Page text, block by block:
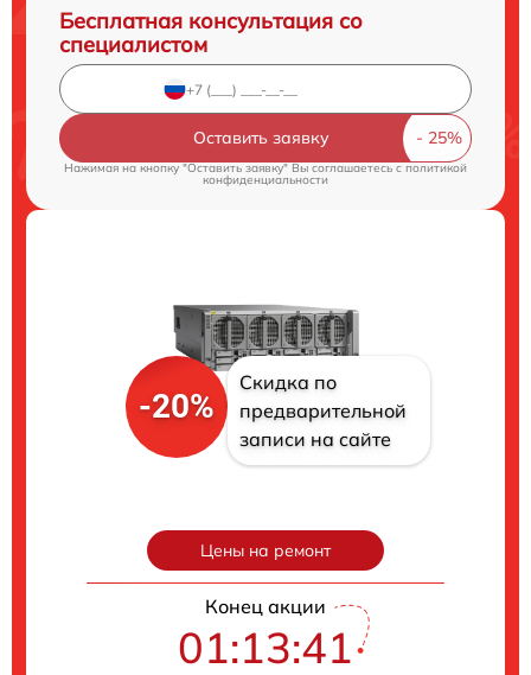
Бесплатная консультация со
специалистом
Оставить заявку
Нажимая на кнопку "Оставить заявку" Вы соглашаетесь cполитикой
конфиденциальности
-20%
Скидка по
предварительной
записи на сайте
Цены на ремонт
Конец акции
01:13:41